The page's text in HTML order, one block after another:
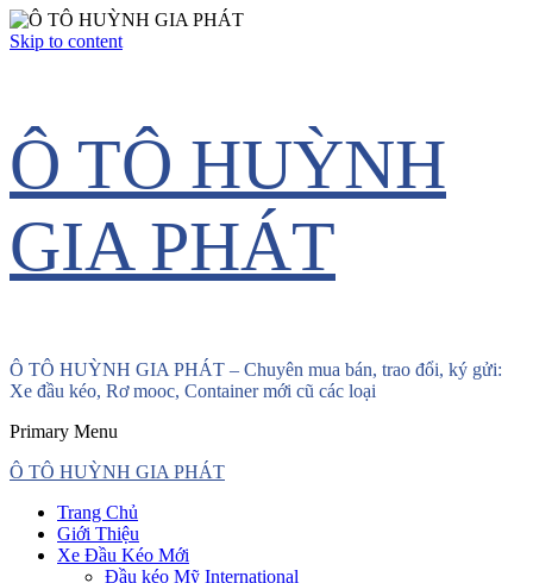
Skip to content
Ô TÔ HUỲNH
GIA PHÁT
Ô TÔ HUỲNH GIA PHÁT – Chuyên mua bán, trao đổi, ký gửi:
Xe đầu kéo, Rơ mooc, Container mới cũ các loại
Primary Menu
Ô TÔ HUỲNH GIA PHÁT
Trang Chủ
Giới Thiệu
Xe Đầu Kéo Mới
Đầu kéo Mỹ International